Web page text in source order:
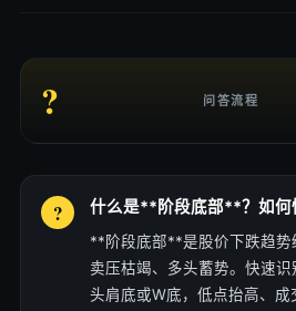
? 问答流程
什么是**阶段底部**？如何
**阶段底部**是股价下跌趋势
卖压枯竭、多头蓄势。快速
头肩底或W底，低点抬高、成